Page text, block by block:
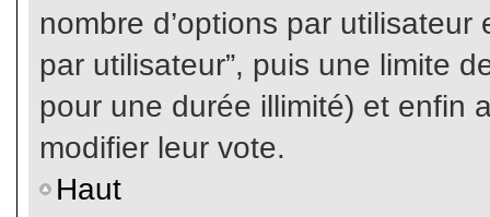
nombre d’options par
par utilisateur”, puis une limite
pour une durée illimité) et enfin
modifier leur vote.
Haut